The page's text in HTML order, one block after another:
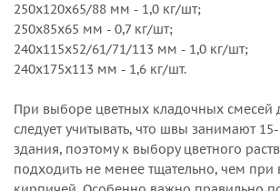
250х120х65/88 мм - 1,0 кг/шт;
250х85х65 мм - 0,7 кг/шт;
240х115х52/61/71/113 мм - 1,0 кг/шт;
240х175х113 мм - 1,6 кг/шт.
При выборе цветных кладочных смесей
следует учитывать, что швы занимают
здания, поэтому к выбору цветного
подходить не менее тщательно, чем при